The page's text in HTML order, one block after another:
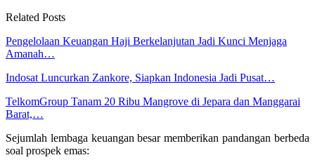
Related Posts
Pengelolaan Keuangan Haji Berkelanjutan Jadi Kunci Menjaga
Amanah…
Indosat Luncurkan Zankore, Siapkan Indonesia Jadi Pusat…
TelkomGroup Tanam 20 Ribu Mangrove di Jepara dan Manggarai
Barat,…
Sejumlah lembaga keuangan besar memberikan pandangan berbeda
soal prospek emas: